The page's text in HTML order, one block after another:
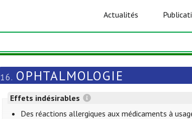
Actualités
16. OPHTALMOLOGIE
Effets indésirables
Des réactions allergiques aux médicaments à